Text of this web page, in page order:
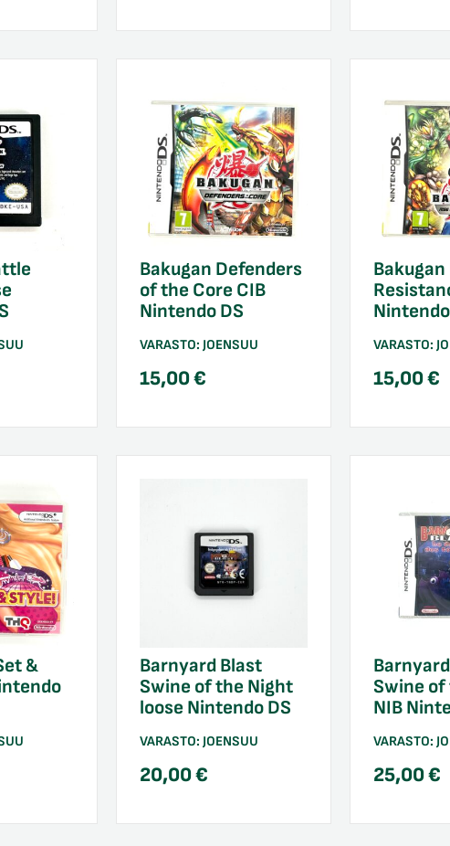
Bakugan Defenders
of the Core CIB
Nintendo DS
VARASTO: JOENSUU
15,00€
VARASTO:
15,00€
&
Barnyard Blast
Swine of the Night
loose Nintendo DS
VARASTO: JOENSUU
20,00€
Swine
NIB
VARASTO:
25,00€